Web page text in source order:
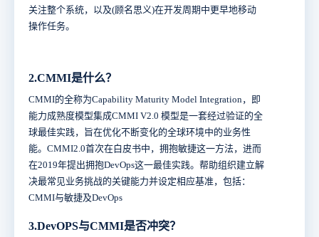
关注整个系统，以及(顾名思义)在开发周期中更早地移动
操作任务。
2.CMMI是什么？
CMMI的全称为Capability Maturity Model Integration，即
能力成熟度模型集成CMMI V2.0 模型是一套经过验证的全
球最佳实践，旨在优化不断变化的全球环境中的业务性
能。CMMI2.0首次在白皮书中，拥抱敏捷这一方法，进而
在2019年提出拥抱DevOps这一最佳实践。帮助组织建立解
决最常见业务挑战的关键能力并设定相应基准，包括：
CMMI与敏捷及DevOps
3.DevOPS与CMMI是否冲突？